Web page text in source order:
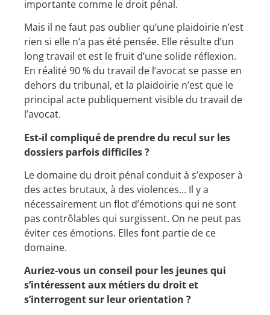
importante comme le droit pénal.
Mais il ne faut pas oublier qu’une plaidoirie n’est
rien si elle n’a pas été pensée. Elle résulte d’un
long travail et est le fruit d’une solide réflexion.
En réalité 90 % du travail de l’avocat se passe en
dehors du tribunal, et la plaidoirie n’est que le
principal acte publiquement visible du travail de
l’avocat.
Est-il compliqué de prendre du recul sur les
dossiers parfois difficiles ?
Le domaine du droit pénal conduit à s’exposer à
des actes brutaux, à des violences… Il y a
nécessairement un flot d’émotions qui ne sont
pas contrôlables qui surgissent. On ne peut pas
éviter ces émotions. Elles font partie de ce
domaine.
Auriez-vous un conseil pour les jeunes qui
s’intéressent aux métiers du droit et
s’interrogent sur leur orientation ?